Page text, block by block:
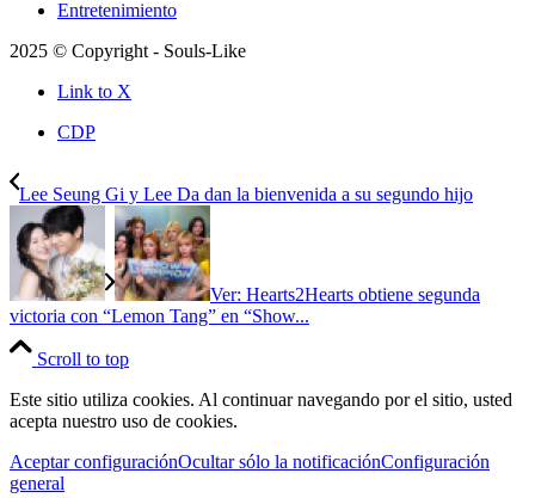
Entretenimiento
2025 © Copyright - Souls-Like
Link to X
CDP
Lee Seung Gi y Lee Da dan la bienvenida a su segundo hijo
Ver: Hearts2Hearts obtiene segunda
victoria con “Lemon Tang” en “Show...
Scroll to top
Este sitio utiliza cookies. Al continuar navegando por el sitio, usted
acepta nuestro uso de cookies.
Aceptar configuraciónOcultar sólo la notificaciónConfiguración
general